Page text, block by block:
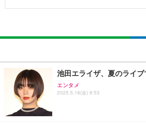
池田エライザ、夏のライ
エンタメ
2025.5.16(金) 9:53